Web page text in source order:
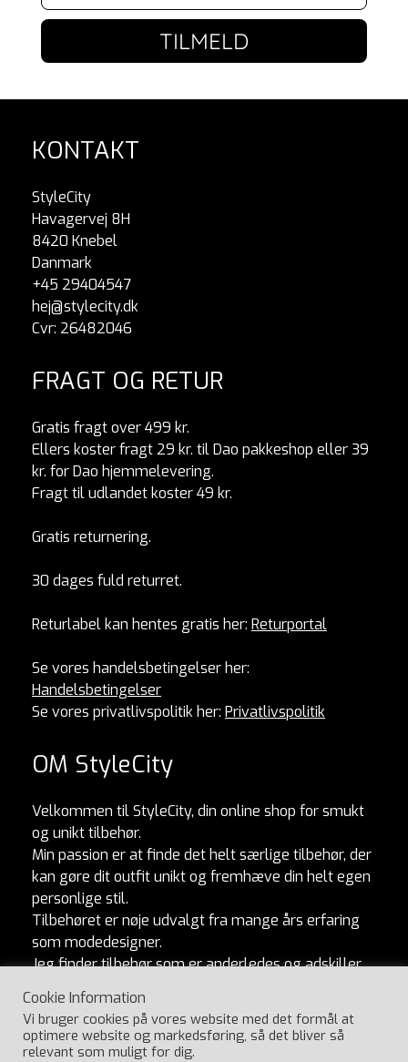
TILMELD
KONTAKT
StyleCity
Havagervej 8H
8420 Knebel
Danmark
+45 29404547
hej@stylecity.dk
Cvr: 26482046
FRAGT OG RETUR
Gratis fragt over 499 kr.
Ellers koster fragt 29 kr. til Dao pakkeshop eller 39
kr. for Dao hjemmelevering.
Fragt til udlandet koster 49 kr.
Gratis returnering.
30 dages fuld returret.
Returlabel kan hentes gratis her: Returportal
Se vores handelsbetingelser her:
Handelsbetingelser
Se vores privatlivspolitik her: Privatlivspolitik
OM StyleCity
Velkommen til StyleCity, din online shop for smukt
og unikt tilbehør.
Min passion er at finde det helt særlige tilbehør, der
kan gøre dit outfit unikt og fremhæve din helt egen
personlige stil.
Tilbehøret er nøje udvalgt fra mange års erfaring
som modedesigner.
Jeg finder tilbehør som er anderledes og adskiller
ordentlige materialer og produceret med omtanke.
Jeg håber, du vil elske at udforske min kollektion
lige så meget, som jeg elsker at skabe den.
Cookie Information
Vi bruger cookies på vores website med det formål at
optimere website og markedsføring, så det bliver så
relevant som muligt for dig.